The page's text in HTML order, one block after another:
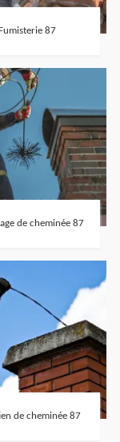
87
de cheminée 87
de cheminée 87